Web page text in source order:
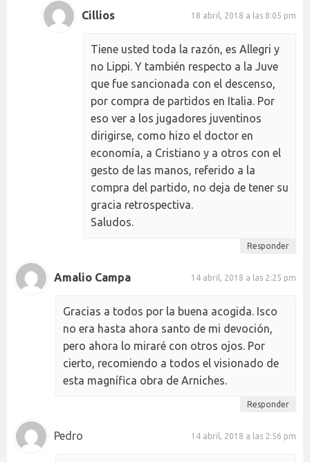
Cillios 18 abril, 2018 a las 8:05 pm
Tiene usted toda la razón, es Allegri y
no Lippi. Y también respecto a la Juve
que fue sancionada con el descenso,
por compra de partidos en Italia. Por
eso ver a los jugadores juventinos
dirigirse, como hizo el doctor en
economía, a Cristiano y a otros con el
gesto de las manos, referido a la
compra del partido, no deja de tener su
gracia retrospectiva.
Saludos.
Responder
Amalio Campa 14 abril, 2018 a las 2:25 pm
Gracias a todos por la buena acogida. Isco
no era hasta ahora santo de mi devoción,
pero ahora lo miraré con otros ojos. Por
cierto, recomiendo a todos el visionado de
esta magnífica obra de Arniches.
Responder
Pedro 14 abril, 2018 a las 2:56 pm